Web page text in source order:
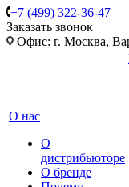
+7 (499) 322-36-47
Заказать звонок
Офис: г. Москва,
О нас
О
дистрибьюторе
О бренде